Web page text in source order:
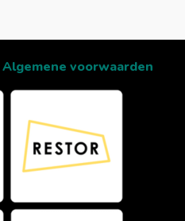
Algemene voorwaarden